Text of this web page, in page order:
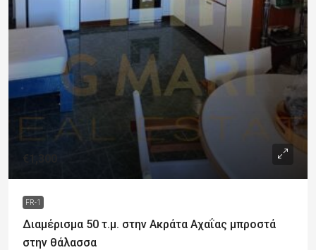
FR-1
Διαμέρισμα 50 τ.μ. στην Ακράτα Αχαΐας μπροστά
στην θάλασσα